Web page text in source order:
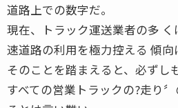
道路上での数字だ。
現在、トラック運送業者の多
速道路の利用を極力控える 傾向
そのことを踏まえると、必ずし
すべての営業トラックの?走り